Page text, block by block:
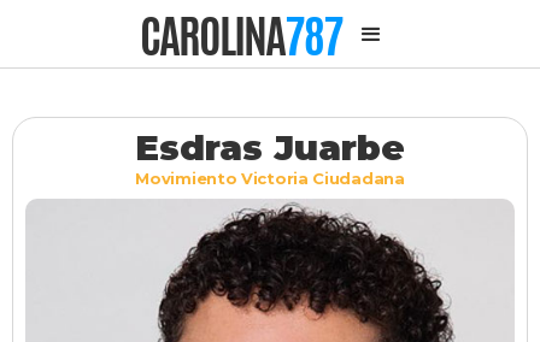
CAROLINA787
Esdras Juarbe
Movimiento Victoria Ciudadana